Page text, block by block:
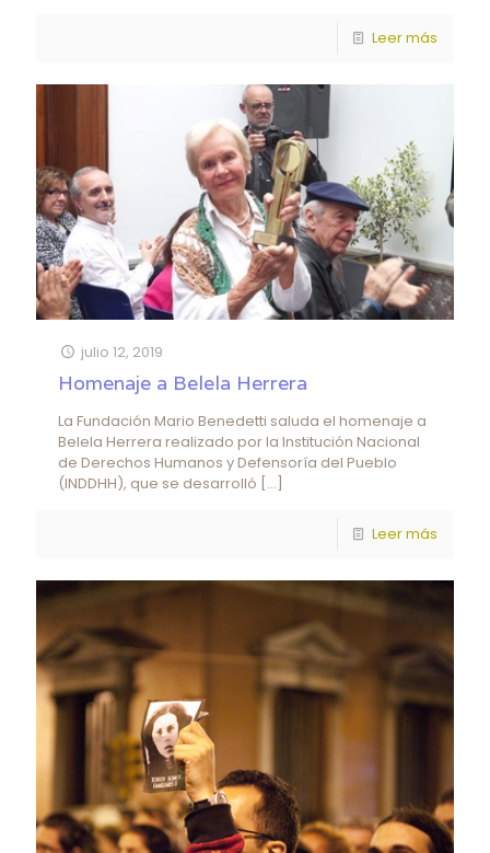
Leer más
julio 12, 2019
Homenaje a Belela Herrera
La Fundación Mario Benedetti saluda el homenaje a
Belela Herrera realizado por la Institución Nacional
de Derechos Humanos y Defensoría del Pueblo
(INDDHH), que se desarrolló […]
Leer más